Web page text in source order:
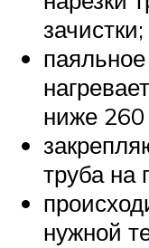
зачистки;
ниже 260
труба на
нужной